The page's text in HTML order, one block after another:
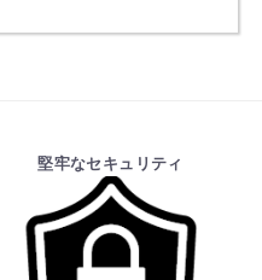
堅牢なセキュリティ